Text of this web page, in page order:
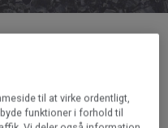
i høj kvalitet til dig,
Det unikke og
til at virke ordentligt,
funktioner i forhold til